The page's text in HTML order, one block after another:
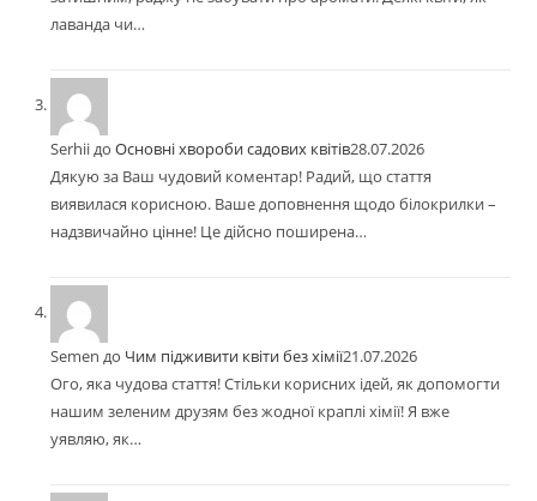
лаванда чи…
SerhiiдоОсновні хвороби садових квітів28.07.2026
Дякую за Ваш чудовий коментар! Радий, що стаття
виявилася корисною. Ваше доповнення щодо білокрилки –
надзвичайно цінне! Це дійсно поширена…
Semen до Чим підживити квіти без хімії21.07.2026
Ого, яка чудова стаття! Стільки корисних ідей, як допомогти
нашим зеленим друзям без жодної краплі хімії! Я вже
уявляю, як…